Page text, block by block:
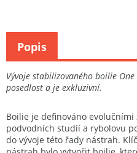
Vývoje stabilizovaného boilie
posedlost a je exkluzivní.
Boilie je definováno
podvodních studií a rybolovu
do vývoje této řady nástrah.
Popis